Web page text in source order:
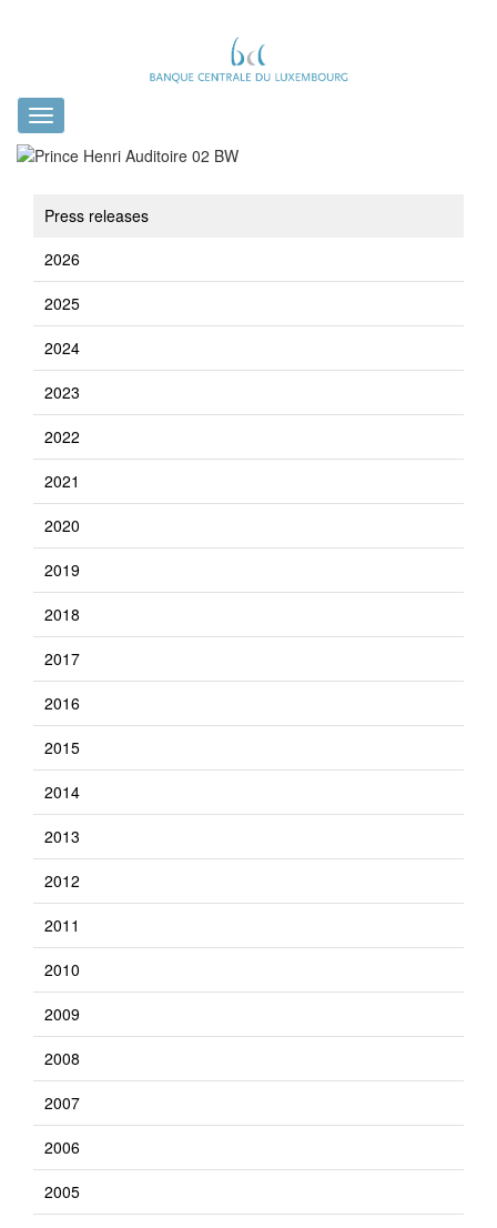
Toggle
navigation
Press releases
2026
2025
2024
2023
2022
2021
2020
2019
2018
2017
2016
2015
2014
2013
2012
2011
2010
2009
2008
2007
2006
2005